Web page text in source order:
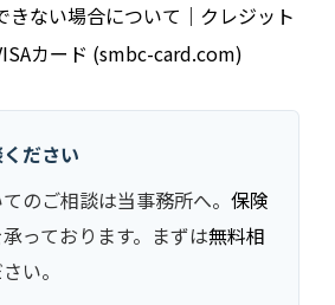
きない場合について｜クレジット
カード (smbc-card.com)
ださい
のご相談は当事務所へ。 保険
っております。まずは無料相
い。